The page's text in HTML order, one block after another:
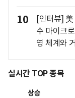
10
[인터뷰] 美
수 마이크
영 체계와
실시간 TOP 종목
상승